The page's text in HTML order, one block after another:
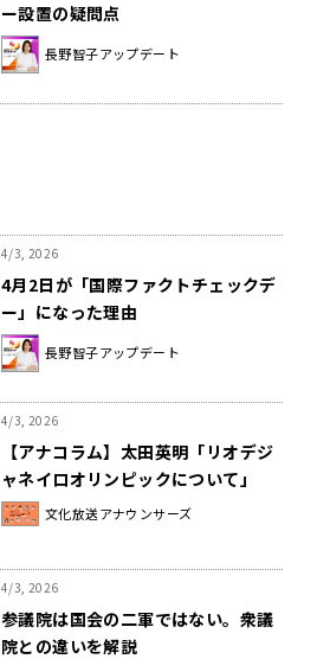
ー設置の疑問点
長野智子アップデート
4/3, 2026
4月2日が「国際ファクトチェックデ
ー」になった理由
長野智子アップデート
4/3, 2026
【アナコラム】太田英明「リオデジ
ャネイロオリンピックについて」
文化放送アナウンサーズ
4/3, 2026
参議院は国会の二軍ではない。衆議
院との違いを解説